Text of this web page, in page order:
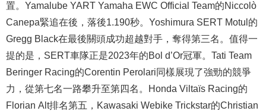
置。Yamalube YART Yamaha EWC Official Team的Niccolò
Canepa緊追在後，落後1.190秒。Yoshimura SERT Motul的
Gregg Black在最後關頭成功超越對手，奪得第三名。值得一
提的是，SERT車隊正是2023年的Bol d’Or冠軍。Tati Team
Beringer Racing的Corentin Perolari同樣展現了強勁的競爭
力，從第七名一路攀升至第四名。Honda Viltaïs Racing的
Florian Alt排名第五，Kawasaki Webike Trickstar的Christian